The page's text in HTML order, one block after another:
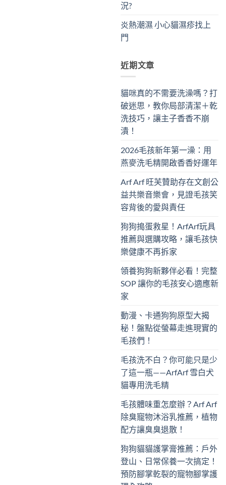
況?
炎熱潮濕 小心貓濕疹找上
門
近期文章
貓咪真的不需要洗澡嗎？打
破迷思，教你局部清潔＋乾
洗技巧，讓主子香香不崩
潰！
2026毛孩新年第一澡：用
燕麥洗毛精開啟香香好運年
Arf Arf 旺芙贊助存在文創公
益共樂音樂會，見證毛孩笑
容背後的愛與責任
狗狗搗蛋救星！ArfArf玩具
推薦與選購攻略，讓毛孩快
樂健康不再拆家
領養狗狗新夥伴必看！完整
SOP 讓你的毛孩安心適應新
家
動漫、卡通狗狗原型大揭
秘！盤點從螢幕走進現實的
毛孩們！
毛孩洗不白？你可能只是少
了這一瓶——ArfArf 雪白犬
貓專用洗毛精
毛孩體味重怎麼辦？Arf Arf
除臭寵物沐浴乳推薦，植物
配方讓臭臭退散！
狗狗貓貓護掌膏推薦：戶外
登山、日常保養一次搞定！
預防腳掌乾裂的寵物腳掌護